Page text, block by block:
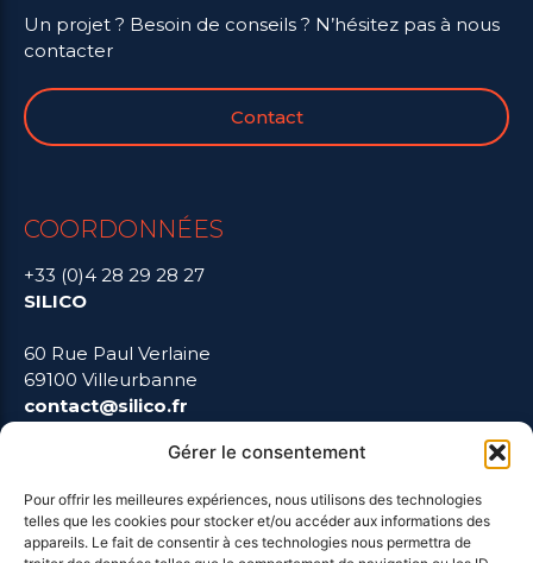
Gérer le consentement
Pour offrir les meilleures expériences, nous utilisons des technologies
telles que les cookies pour stocker et/ou accéder aux informations des
appareils. Le fait de consentir à ces technologies nous permettra de
Un projet ? Besoin de conseils ? N’hésitez pas à nous
contacter
Contact
COORDONNÉES
+33 (0)4 28 29 28 27
SILICO
60 Rue Paul Verlaine
69100 Villeurbanne
contact@silico.fr
LIENS UTILES